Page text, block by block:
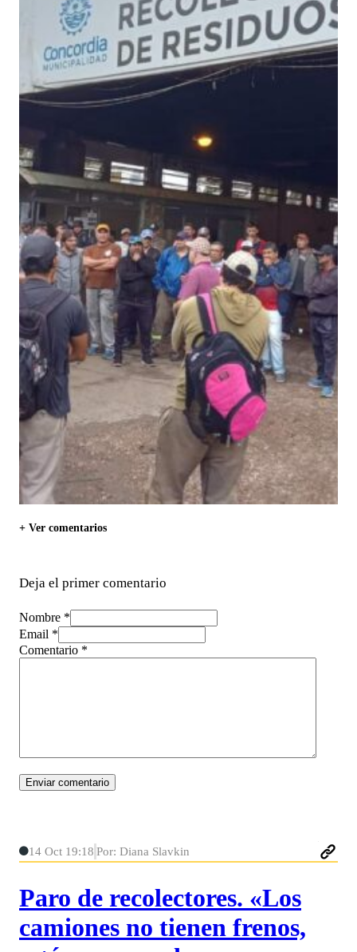
+ Ver comentarios
Deja el primer comentario
Nombre *
Email *
Comentario *
14 Oct 19:18 Por: Diana Slavkin
Paro de recolectores. «Los
camiones no tienen frenos,